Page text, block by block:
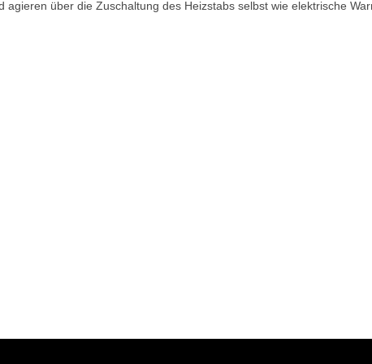
agieren über die Zuschaltung des Heizstabs selbst wie elektrische